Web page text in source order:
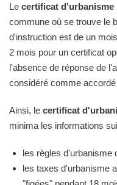
Le certificat d'urbanisme
commune où se trouve le
d'instruction est de un
2 mois pour un certificat
l'absence de réponse de
considéré comme
Ainsi, le certificat
minima les informations
les règles d'urbanisme
les taxes d'urbanisme